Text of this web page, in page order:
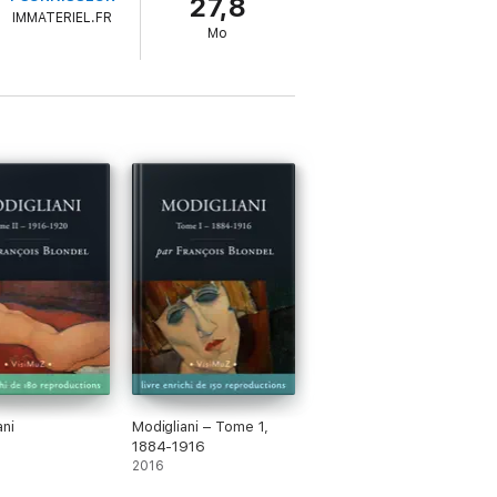
Beaux-Arts » et une monographie de
IMMATERIEL.FR 27,8
Mo
Modigliani – Tome 1,
1884-1916
2016